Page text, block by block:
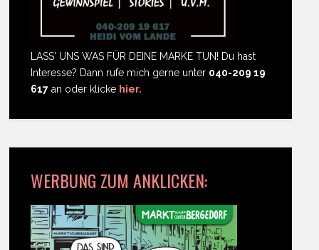
LASS' UNS WAS FÜR DEINE MARKE TUN! Du hast
Interesse? Dann rufe mich gerne unter 040-209 19
617 an oder klicke hier.
WERBUNG ZUM ANKLICKEN: